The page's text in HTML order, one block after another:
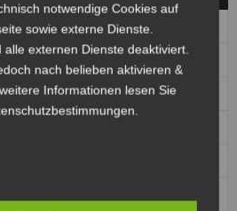
ADAC
notwendige Cookies auf
sowie externe Dienste.
externen Dienste deaktiviert.
nach belieben aktivieren &
Informationen lesen Sie